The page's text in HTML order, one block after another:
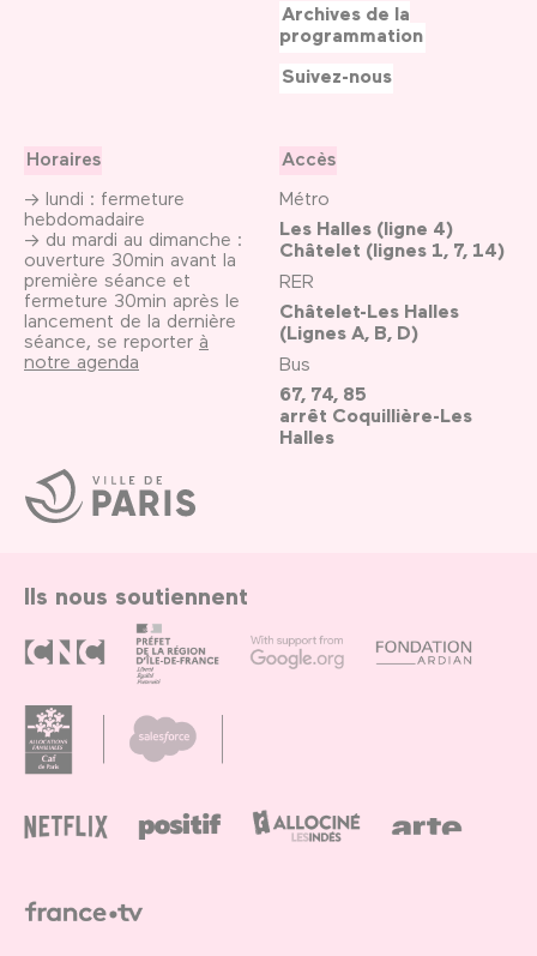
Ville
de
Paris
Horaires
→ lundi : fermeture
hebdomadaire
→ du mardi au dimanche :
ouverture 30min avant la
première séance et
fermeture 30min après le
lancement de la dernière
séance, se reporter à
notre agenda
Accès
Métro
Les Halles (ligne 4)
Châtelet (lignes 1, 7, 14)
RER
Châtelet-Les Halles
(Lignes A, B, D)
Bus
67, 74, 85
arrêt Coquillière-Les
Halles
Archives de la
programmation
Suivez-nous
Ils nous soutiennent